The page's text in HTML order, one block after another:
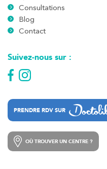
Consultations
Blog
Contact
Suivez-nous sur :
PRENDRE RDV SUR
OÙ TROUVER UN CENTRE ?